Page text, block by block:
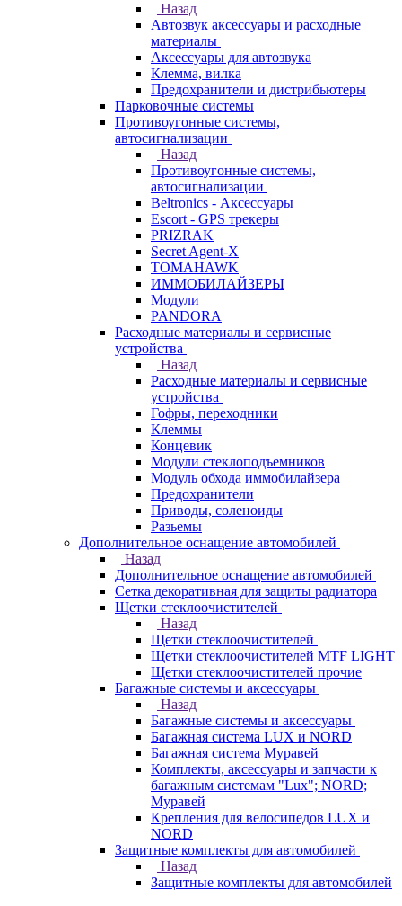
Назад
Автозвук аксессуары и расходные
материалы
Аксессуары для автозвука
Клемма, вилка
Предохранители и дистрибьютеры
Парковочные системы
Противоугонные системы,
автосигнализации
Назад
Противоугонные системы,
автосигнализации
Beltronics - Аксессуары
Escort - GPS трекеры
PRIZRAK
Secret Agent-X
TOMAHAWK
ИММОБИЛАЙЗЕРЫ
Модули
PANDORA
Расходные материалы и сервисные
устройства
Назад
Расходные материалы и сервисные
устройства
Гофры, переходники
Клеммы
Концевик
Модули стеклоподъемников
Модуль обхода иммобилайзера
Предохранители
Приводы, соленоиды
Разьемы
Дополнительное оснащение автомобилей
Назад
Дополнительное оснащение автомобилей
Сетка декоративная для защиты радиатора
Щетки стеклоочистителей
Назад
Щетки стеклоочистителей
Щетки стеклоочистителей MTF LIGHT
Щетки стеклоочистителей прочие
Багажные системы и аксессуары
Назад
Багажные системы и аксессуары
Багажная система LUX и NORD
Багажная система Муравей
Комплекты, аксессуары и запчасти к
багажным системам "Lux"; NORD;
Муравей
Крепления для велосипедов LUX и
NORD
Защитные комплекты для автомобилей
Назад
Защитные комплекты для автомобилей